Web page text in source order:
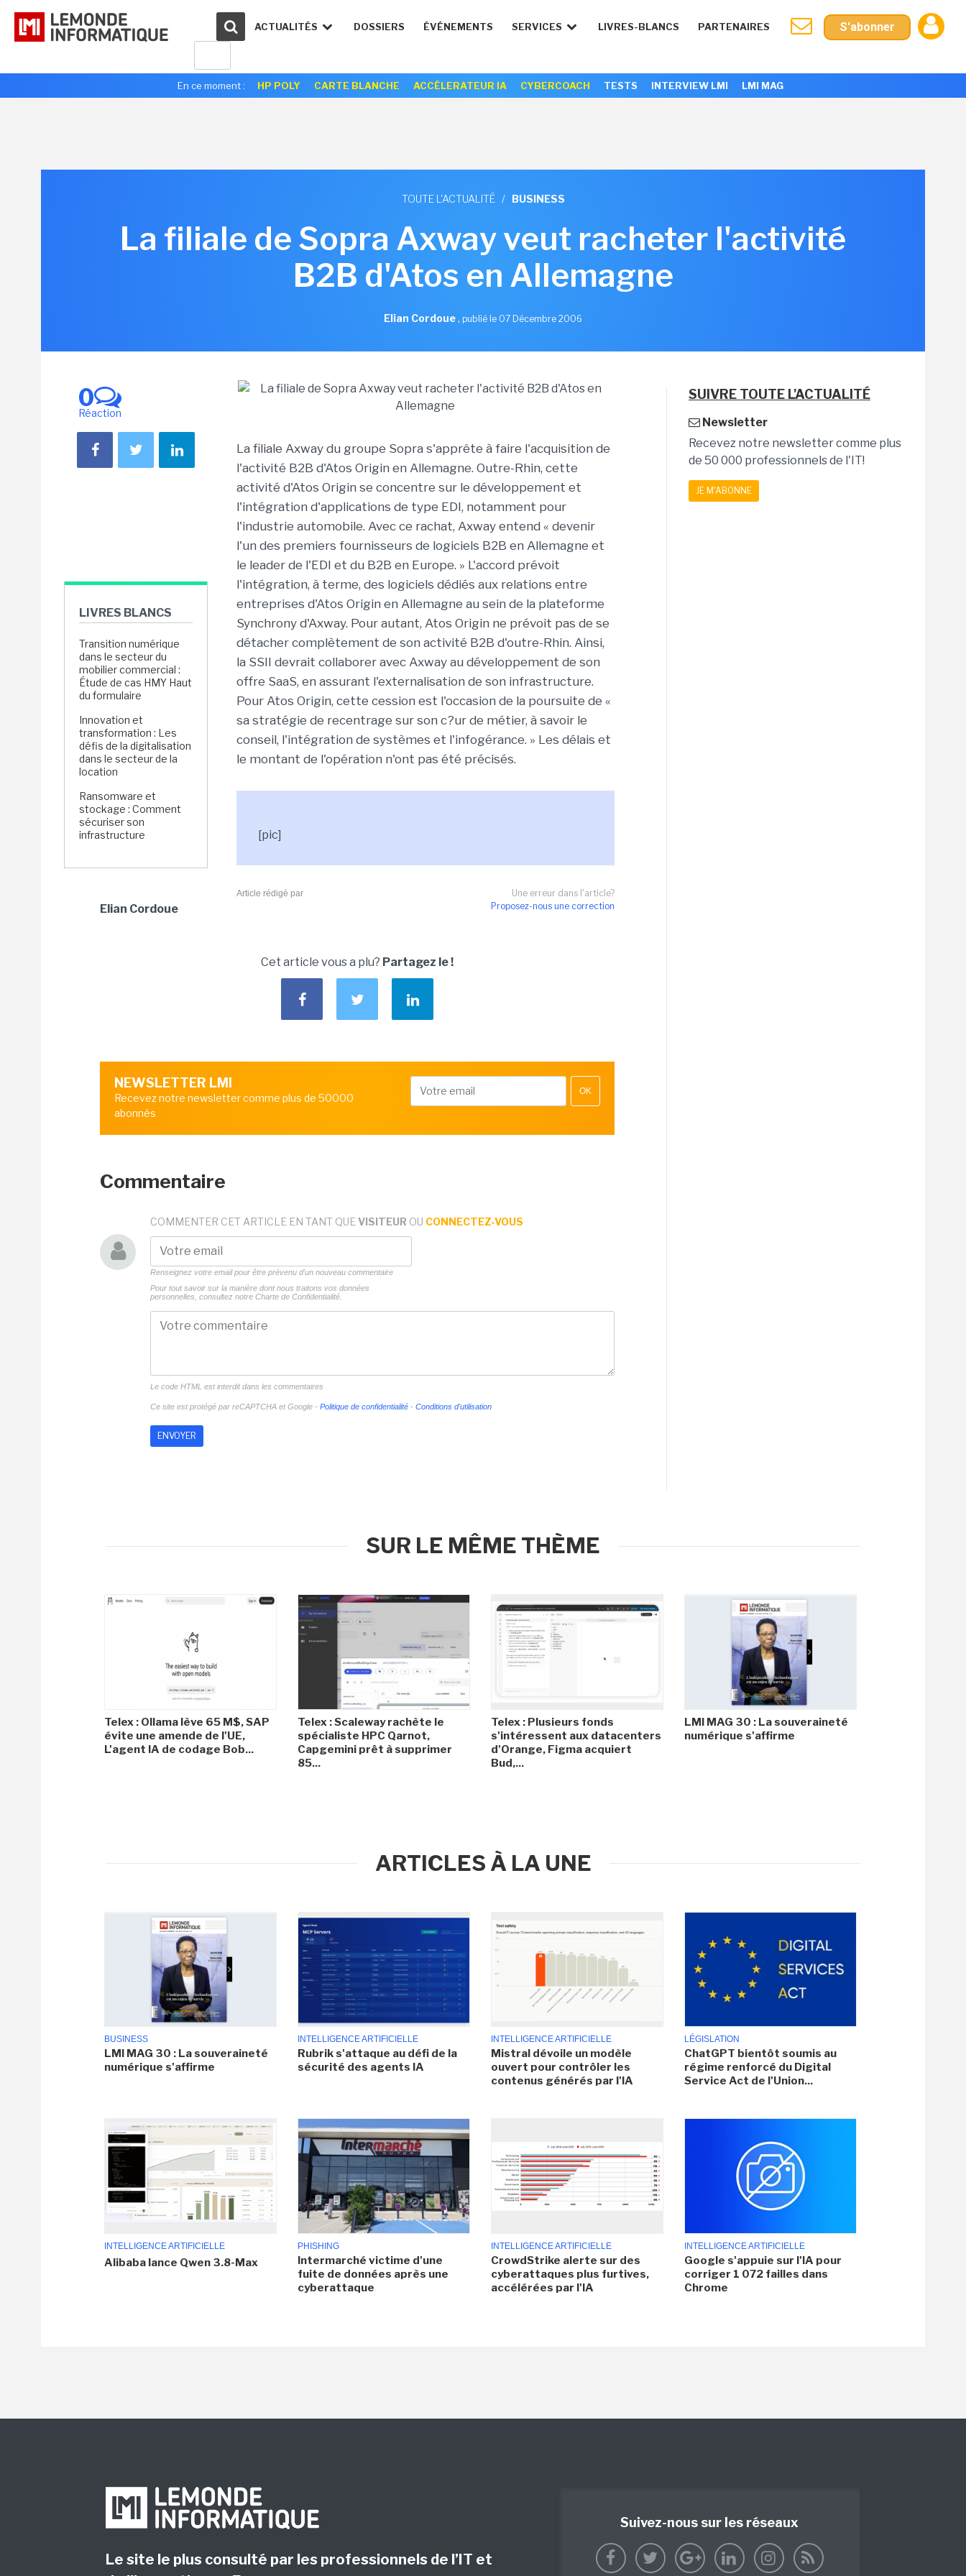
ACTUALITÉS DOSSIERS ÉVÉNEMENTS SERVICES LIVRES-BLANCS PARTENAIRES S'abonner
En ce moment : HP POLY CARTE BLANCHE ACCÉLERATEUR IA CYBERCOACH TESTS INTERVIEW LMI LMI MAG
TOUTE L'ACTUALITÉ / BUSINESS
La filiale de Sopra Axway veut racheter l'activité
B2B d'Atos en Allemagne
Elian Cordoue, publié le 07 Décembre 2006
0
Réaction
LIVRES BLANCS
Transition numérique
dans le secteur du
mobilier commercial :
Étude de cas HMY Haut
du formulaire
Innovation et
transformation : Les
défis de la digitalisation
dans le secteur de la
location
Ransomware et
stockage : Comment
sécuriser son
infrastructure
La filiale Axway du groupe Sopra s'apprête à faire l'acquisition de
l'activité B2B d'Atos Origin en Allemagne. Outre-Rhin, cette
activité d'Atos Origin se concentre sur le développement et
l'intégration d'applications de type EDI, notamment pour
l'industrie automobile. Avec ce rachat, Axway entend « devenir
l'un des premiers fournisseurs de logiciels B2B en Allemagne et
le leader de l'EDI et du B2B en Europe. » L'accord prévoit
l'intégration, à terme, des logiciels dédiés aux relations entre
entreprises d'Atos Origin en Allemagne au sein de la plateforme
Synchrony d'Axway. Pour autant, Atos Origin ne prévoit pas de se
détacher complètement de son activité B2B d'outre-Rhin. Ainsi,
la SSII devrait collaborer avec Axway au développement de son
offre SaaS, en assurant l'externalisation de son infrastructure.
Pour Atos Origin, cette cession est l'occasion de la poursuite de «
sa stratégie de recentrage sur son c?ur de métier, à savoir le
conseil, l'intégration de systèmes et l'infogérance. » Les délais et
le montant de l'opération n'ont pas été précisés.
[pic]
Une erreur dans l'article?
Proposez-nous une correction
Article rédigé par
Elian Cordoue
Cet article vous a plu? Partagez le !
NEWSLETTER LMI
Recevez notre newsletter comme plus de 50000
abonnés
OK
Commentaire
COMMENTER CET ARTICLE EN TANT QUE VISITEUR OU CONNECTEZ-VOUS
Renseignez votre email pour être prévenu d'un nouveau commentaire
Pour tout savoir sur la manière dont nous traitons vos données
personnelles, consultez notre Charte de Confidentialité.
Le code HTML est interdit dans les commentaires
Ce site est protégé par reCAPTCHA et Google - Politique de confidentialité - Conditions d'utilisation
SUIVRE TOUTE L'ACTUALITÉ
Newsletter
Recevez notre newsletter comme plus
de 50 000 professionnels de l'IT!
JE M'ABONNE
SUR LE MÊME THÈME
Telex : Ollama lève 65 M$, SAP
évite une amende de l'UE,
L'agent IA de codage Bob...
Telex : Scaleway rachète le
spécialiste HPC Qarnot,
Capgemini prêt à supprimer
85...
Telex : Plusieurs fonds
s'intéressent aux datacenters
d'Orange, Figma acquiert
Bud,...
LMI MAG 30 : La souveraineté
numérique s'affirme
ARTICLES À LA UNE
BUSINESS
LMI MAG 30 : La souveraineté
numérique s'affirme
INTELLIGENCE ARTIFICIELLE
Rubrik s'attaque au défi de la
sécurité des agents IA
INTELLIGENCE ARTIFICIELLE
Mistral dévoile un modèle
ouvert pour contrôler les
contenus générés par l'IA
LÉGISLATION
ChatGPT bientôt soumis au
régime renforcé du Digital
Service Act de l'Union...
INTELLIGENCE ARTIFICIELLE
Alibaba lance Qwen 3.8-Max
PHISHING
Intermarché victime d'une
fuite de données après une
cyberattaque
INTELLIGENCE ARTIFICIELLE
CrowdStrike alerte sur des
cyberattaques plus furtives,
accélérées par l'IA
INTELLIGENCE ARTIFICIELLE
Google s'appuie sur l'IA pour
corriger 1 072 failles dans
Chrome
Le site le plus consulté par les professionnels de l’IT et
Suivez-nous sur les réseaux